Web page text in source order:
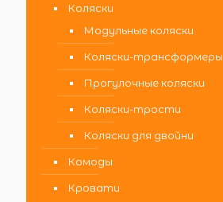
Коляски
Модульные коляски
Коляски-трансформеры
Прогулочные коляски
Коляски-трости
Коляски для двойни
Комоды
Кровати